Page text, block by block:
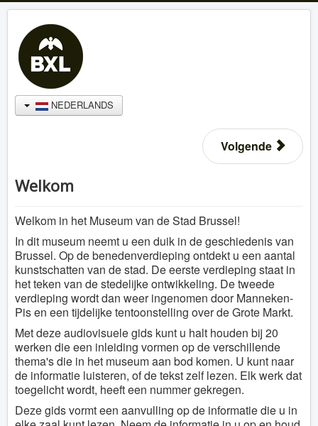
NEDERLANDS
Volgende
Welkom
Welkom in het Museum van de Stad Brussel!
In dit museum neemt u een duik in de geschiedenis van
Brussel. Op de benedenverdieping ontdekt u een aantal
kunstschatten van de stad. De eerste verdieping staat in
het teken van de stedelijke ontwikkeling. De tweede
verdieping wordt dan weer ingenomen door Manneken-
Pis en een tijdelijke tentoonstelling over de Grote Markt.
Met deze audiovisuele gids kunt u halt houden bij 20
werken die een inleiding vormen op de verschillende
thema's die in het museum aan bod komen. U kunt naar
de informatie luisteren, of de tekst zelf lezen. Elk werk dat
toegelicht wordt, heeft een nummer gekregen.
Deze gids vormt een aanvulling op de informatie die u in